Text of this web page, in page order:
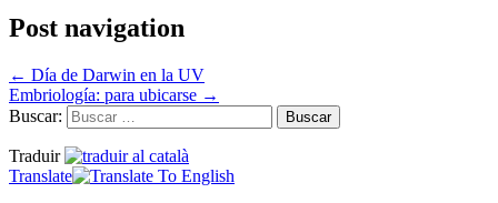
Post navigation
← Día de Darwin en la UV
Embriología: para ubicarse →
Buscar:
Traduir
Translate